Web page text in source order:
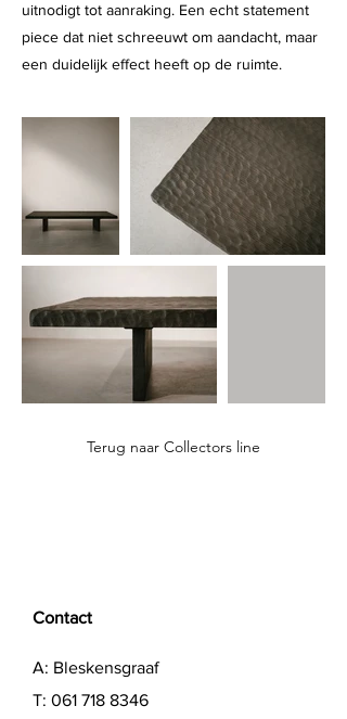
uitnodigt tot aanraking. Een echt statement
piece dat niet schreeuwt om aandacht, maar
een duidelijk effect heeft op de ruimte.
Terug naar Collectors line
Contact
A: Bleskensgraaf
T: 061 718 8346